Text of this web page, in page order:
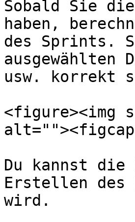
Sobald Sie
haben,
des Sprints.
ausgewählten
usw. korrekt
<figure><img
Du kannst
Erstellen des
wird.